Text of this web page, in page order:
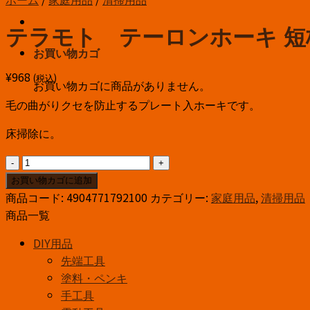
お買い物カゴ
お買い物カゴに商品がありません。
テラモト テーロンホーキ 短
¥968 (税込)
毛の曲がりクセを防止するプレート入ホーキです。
床掃除に。
テ
ラ
モ
ト
ー
お買い物カゴに追加
商品コード: 4904771792100 カテゴリー: 家庭用品,清掃用品
商品一覧
DIY用品
先端工具
塗料・ペンキ
手工具